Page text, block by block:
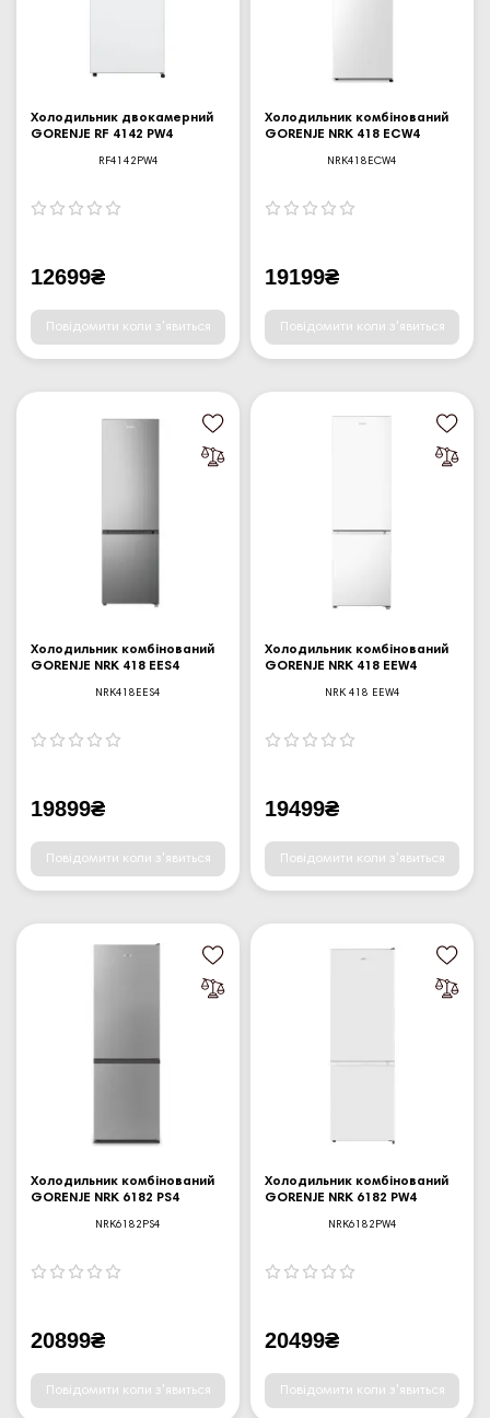
Холодильник двокамерний
GORENJE RF 4142 PW4
RF4142PW4
12699₴
Повідомити коли з'явиться
Холодильник комбінований
GORENJE NRK 418 ECW4
NRK418ECW4
19199₴
Повідомити коли з'явиться
Холодильник комбінований
GORENJE NRK 418 EES4
NRK418EES4
19899₴
Повідомити коли з'явиться
Холодильник комбінований
GORENJE NRK 418 EEW4
NRK 418 EEW4
19499₴
Повідомити коли з'явиться
Холодильник комбінований
GORENJE NRK 6182 PS4
NRK6182PS4
20899₴
Повідомити коли з'явиться
Холодильник комбінований
GORENJE NRK 6182 PW4
NRK6182PW4
20499₴
Повідомити коли з'явиться